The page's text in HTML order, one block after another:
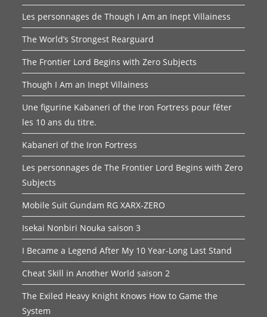
Les personnages de Though I Am an Inept Villainess
The World’s Strongest Rearguard
The Frontier Lord Begins with Zero Subjects
Though I Am an Inept Villainess
Une figurine Kabaneri of the Iron Fortress pour fêter
les 10 ans du titre.
Kabaneri of the Iron Fortress
Les personnages de The Frontier Lord Begins with Zero
Subjects
Mobile Suit Gundam RG XARX-ZERO
Isekai Nonbiri Nouka saison 3
I Became a Legend After My 10 Year-Long Last Stand
Cheat Skill in Another World saison 2
The Exiled Heavy Knight Knows How to Game the
System